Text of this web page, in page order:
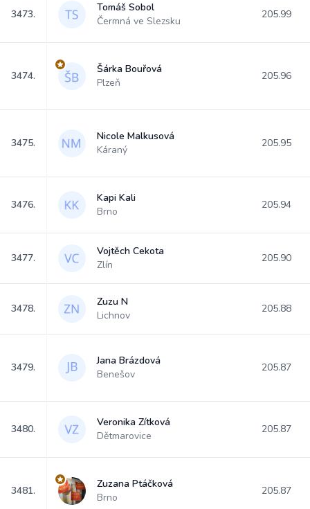
3473.
Tomáš Sobol
Čermná ve Slezsku
205.99
3474.
Šárka Bouřová
Plzeň
205.96
3475.
Nicole Malkusová
Káraný
205.95
3476.
Kapi Kali
Brno
205.94
3477.
Vojtěch Cekota
Zlín
205.90
3478.
Zuzu N
Lichnov
205.88
3479.
Jana Brázdová
Benešov
205.87
3480.
Veronika Zítková
Dětmarovice
205.87
3481.
Zuzana Ptáčková
Brno
205.87